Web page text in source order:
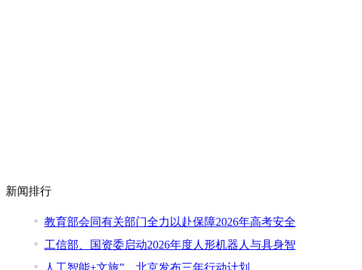
新闻排行
教育部会同有关部门全力以赴保障2026年高考安全
工信部、国资委启动2026年度人形机器人与具身智
人工智能+文旅”，北京发布三年行动计划